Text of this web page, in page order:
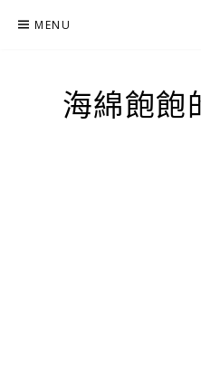
MENU
海綿飽飽